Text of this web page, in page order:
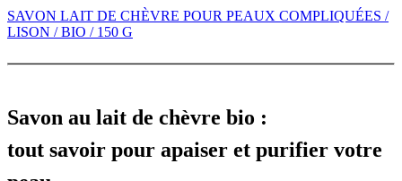
SAVON LAIT DE CHÈVRE POUR PEAUX COMPLIQUÉES /
LISON / BIO / 150 G
Savon au lait de chèvre bio :
tout savoir pour apaiser et purifier votre